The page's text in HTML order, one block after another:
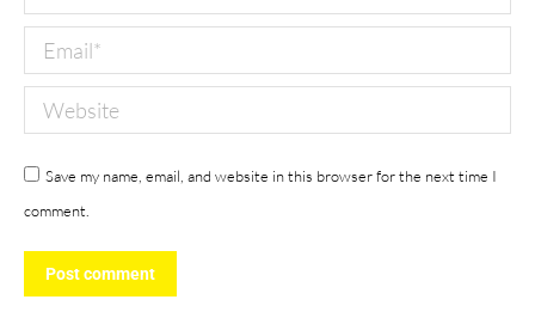
Email *
Website
Save my name, email, and website in this browser for the next time I
comment.
Post comment